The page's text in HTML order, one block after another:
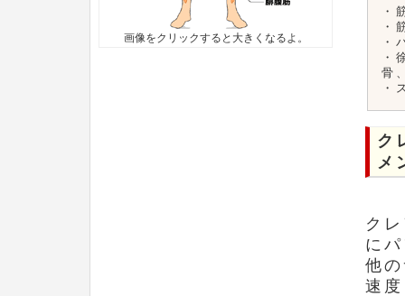
・
・
・
・
骨
・
ク
メ
ク
に
他
速
画像をクリックすると大きくなるよ。